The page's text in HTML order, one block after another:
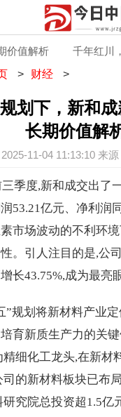
值解析
千年红川，
> 财经 >
划下，新和
长期价值解
2025-11-04 11:13:10 来
季度,新和成交出了
53.21亿元、净利润
市场波动的不利环
。引人注目的是,公
长43.75%,成为最亮
”规划将新材料产业
育新质生产力的关
细化工龙头,在新材
的新材料板块已布
究院总投资超1.5亿